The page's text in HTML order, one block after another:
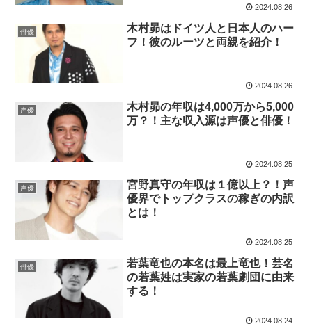
2024.08.26
俳優
木村昴はドイツ人と日本人のハー
フ！彼のルーツと両親を紹介！
2024.08.26
声優
木村昴の年収は4,000万から5,000
万？！主な収入源は声優と俳優！
2024.08.25
声優
宮野真守の年収は１億以上？！声
優界でトップクラスの稼ぎの内訳
とは！
2024.08.25
俳優
若葉竜也の本名は最上竜也！芸名
の若葉姓は実家の若葉劇団に由来
する！
2024.08.24